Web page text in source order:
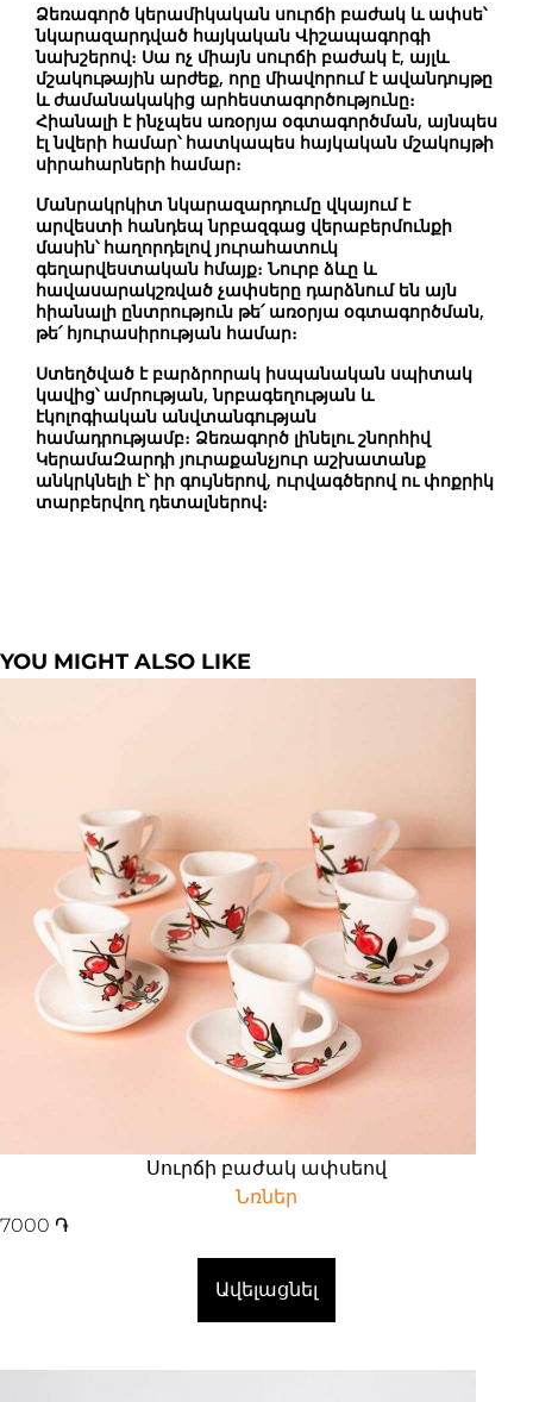
Ձեռագործ կերամիկական սուրճի բաժակ և ափսե՝
նկարազարդված հայկական Վիշապագորգի
նախշերով։ Սա ոչ միայն սուրճի բաժակ է, այլև
մշակութային արժեք, որը միավորում է ավանդույթը
և ժամանակակից արհեստագործությունը։
Հիանալի է ինչպես առօրյա օգտագործման, այնպես
էլ նվերի համար՝ հատկապես հայկական մշակույթի
սիրահարների համար։
Մանրակրկիտ նկարազարդումը վկայում է
արվեստի հանդեպ նրբազգաց վերաբերմունքի
մասին՝ հաղորդելով յուրահատուկ
գեղարվեստական հմայք։ Նուրբ ձևը և
հավասարակշռված չափսերը դարձնում են այն
հիանալի ընտրություն թե՛ առօրյա օգտագործման,
թե՛ հյուրասիրության համար։
Ստեղծված է բարձրորակ իսպանական սպիտակ
կավից՝ ամրության, նրբագեղության և
էկոլոգիական անվտանգության
համադրությամբ։ Ձեռագործ լինելու շնորհիվ
ԿերամաԶարդի յուրաքանչյուր աշխատանք
անկրկնելի է՝ իր գույներով, ուրվագծերով ու փոքրիկ
տարբերվող դետալներով։
YOU MIGHT ALSO LIKE
Սուրճի բաժակ ափսեով
Նռներ
7000 ֏
Ավելացնել